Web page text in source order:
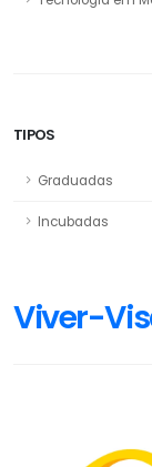
TIPOS
Graduadas
Incubadas
Viver-